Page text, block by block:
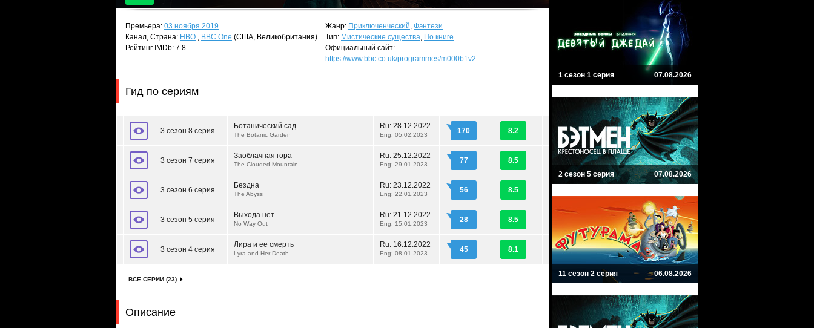
Премьера: 03 ноября 2019
Канал, Страна: HBO , BBC One (США, Великобритания)
Рейтинг IMDb: 7.8
Жанр: Приключенческий, Фэнтези
Тип: Мистические существа, По книге
Официальный сайт:
https://www.bbc.co.uk/programmes/m000b1v2
Гид по сериям
3 сезон 8 серия
Ботанический сад
The Botanic Garden
Ru: 28.12.2022
Eng: 05.02.2023 170 8.2
3 сезон 7 серия
Заоблачная гора
The Clouded Mountain
Ru: 25.12.2022
Eng: 29.01.2023 77 8.5
3 сезон 6 серия
Бездна
The Abyss
Ru: 23.12.2022
Eng: 22.01.2023 56 8.5
3 сезон 5 серия
Выхода нет
No Way Out
Ru: 21.12.2022
Eng: 15.01.2023 28 8.5
3 сезон 4 серия
Лира и ее смерть
Lyra and Her Death
Ru: 16.12.2022
Eng: 08.01.2023 45 8.1
ВСЕ СЕРИИ (23)
Описание
1 сезон 1 серия 07.08.2026
2 сезон 5 серия 07.08.2026
11 сезон 2 серия 06.08.2026